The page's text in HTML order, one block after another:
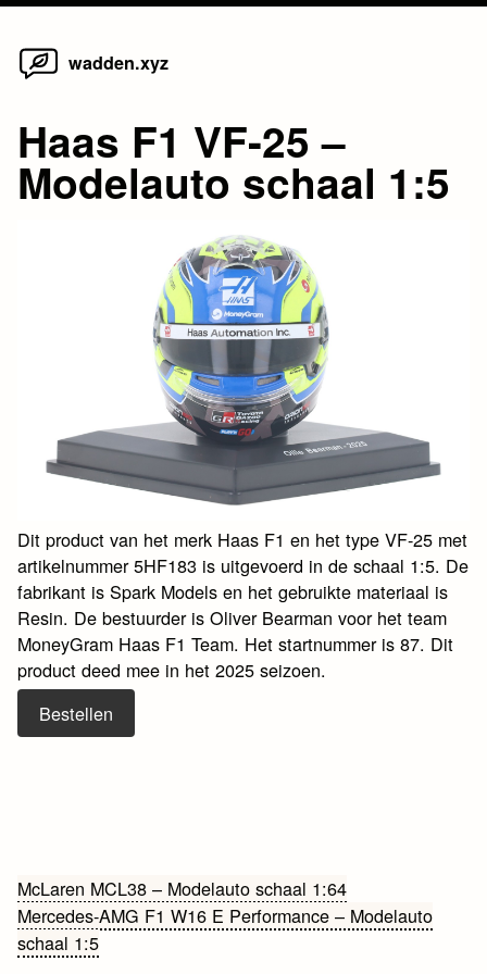
Skip
wadden.xyz
Haas F1 VF-25 –
Modelauto schaal 1:5
Dit product van het merk Haas F1 en het type VF-25 met
artikelnummer 5HF183 is uitgevoerd in de schaal 1:5. De
fabrikant is Spark Models en het gebruikte materiaal is
Resin. De bestuurder is Oliver Bearman voor het team
MoneyGram Haas F1 Team. Het startnummer is 87. Dit
product deed mee in het 2025 seizoen.
Bestellen
Bericht
navigatie
McLaren MCL38 – Modelauto schaal 1:64
Mercedes-AMG F1 W16 E Performance – Modelauto
schaal 1:5